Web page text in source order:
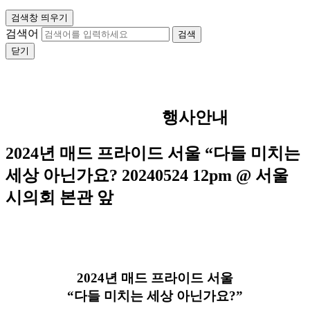
검색창 띄우기
검색어
닫기
행사안내
2024년 매드 프라이드 서울 “다들 미치는
세상 아닌가요? 20240524 12pm @ 서울
시의회 본관 앞
2024년 매드 프라이드 서울
“다들 미치는 세상 아닌가요?”